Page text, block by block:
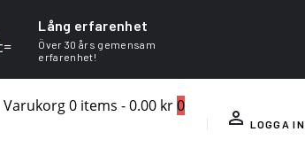
Lång erfarenhet
Över 30 års gemensam
erfarenhet!
Varukorg0 items -0.00 kr0
LOGGA IN